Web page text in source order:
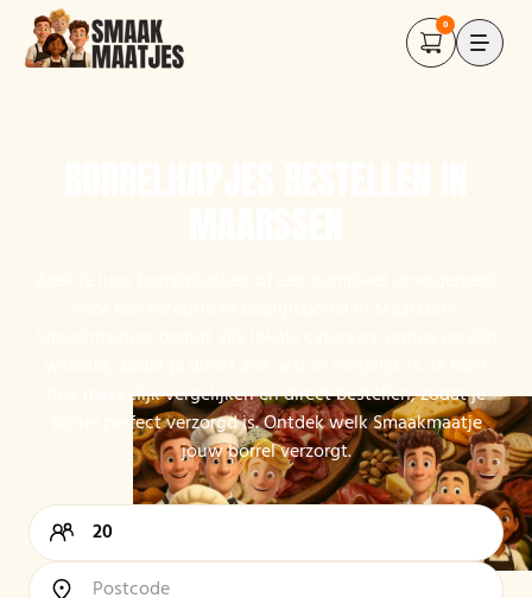
0
hier makkelijk vergelijken en direct bestellen, zodat je
borrel perfect verzorgd is. Ontdek welk Smaakmaatje
jouw borrel verzorgt.